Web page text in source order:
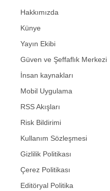
Hakkımızda
Künye
Yayın Ekibi
Güven ve Şeffaflık Merkezi
İnsan kaynakları
Mobil Uygulama
RSS Akışları
Risk Bildirimi
Kullanım Sözleşmesi
Gizlilik Politikası
Çerez Politikası
Editöryal Politika